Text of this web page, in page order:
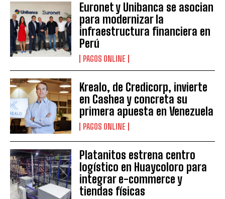
Euronet y Unibanca se asocian
para modernizar la
infraestructura financiera en
Perú
PAGOS ONLINE
Krealo, de Credicorp, invierte
en Cashea y concreta su
primera apuesta en Venezuela
PAGOS ONLINE
Platanitos estrena centro
logístico en Huaycoloro para
integrar e-commerce y
tiendas físicas